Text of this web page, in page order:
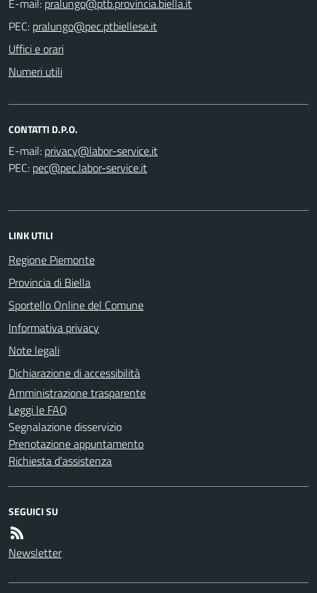
PEC:
Uffici e orari
Numeri utili
CONTATTI D.P.O.
E-mail:
PEC:
LINK UTILI
Regione Piemonte
Provincia di Biella
Sportello Online del Comune
Informativa privacy
Note legali
Dichiarazione di accessibilità
Amministrazione trasparente
Leggi le FAQ
Segnalazione disservizio
Prenotazione appuntamento
Richiesta d'assistenza
SEGUICI SU
Newsletter